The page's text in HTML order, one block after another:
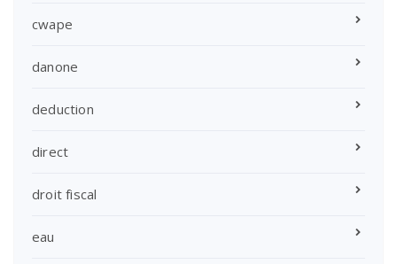
cwape
danone
deduction
direct
droit fiscal
eau